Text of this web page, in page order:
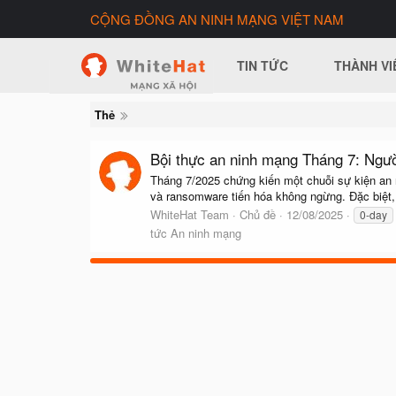
CỘNG ĐỒNG AN NINH MẠNG VIỆT NAM
TIN TỨC THÀNH
Thẻ
Bội thực an ninh mạng Tháng 7:
Tháng 7/2025 chứng kiến một chuỗi sự kiện
và ransomware tiến hóa không ngừng. Đặc
WhiteHat Team
Chủ đề 12/08/2025 0-day
tức An ninh mạng